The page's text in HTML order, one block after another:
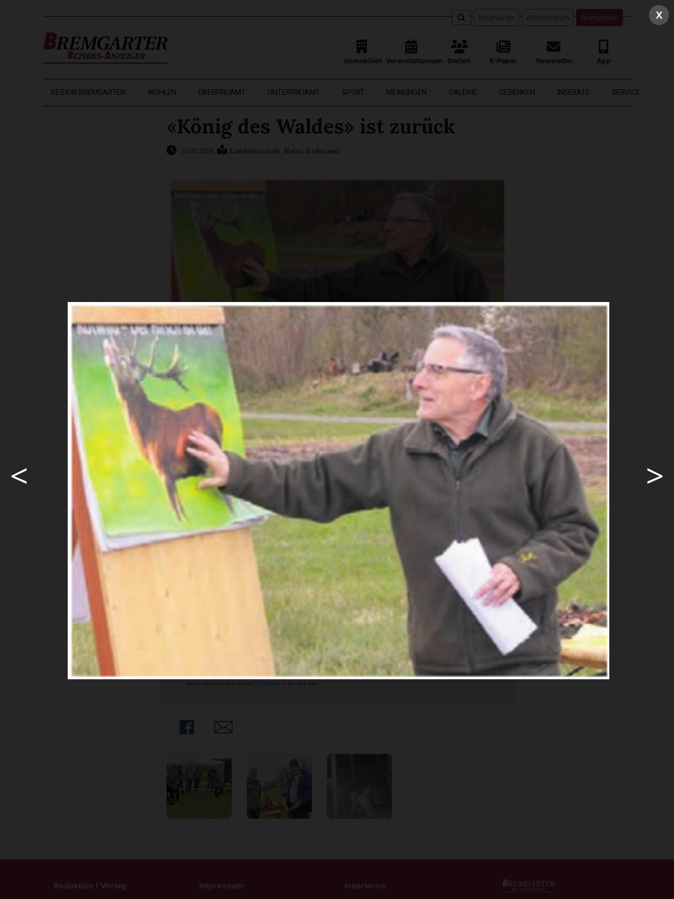
Inserieren Abonnieren Anmelden
Immobilien Veranstaltungen Stellen E-Paper Newsletter App
REGION BREMGARTEN WOHLEN OBERFREIAMT UNTERFREIAMT SPORT MEINUNGEN GALERIE GEDENKEN INSERATE SERVICE
«König des Waldes» ist zurück
31.03.2026 Landwirtschaft, Natur, Kelleramt
Adrian Seiler referiert über Rotwild. Bild: tst
Der Rothirsch ist wieder da
Herausforderungen für Forst und Landwirtschaft
Vom Biber weiss man: Die Rückkehr von einst heimischen Wildtieren
birgt Herausforderungen. Das ist beim Rothirsch nicht anders. Noch
sieht man die imposanten Tiere kaum, ...
Möchten Sie
weiterlesen?
Anmelden
Haben Sie noch kein Konto? Registrieren Sie sich hier
Ja. Ich benötige
ein Abo.
Abo Angebote
Share Share
X
< >
Redaktion / Verlag Impressum Inserieren